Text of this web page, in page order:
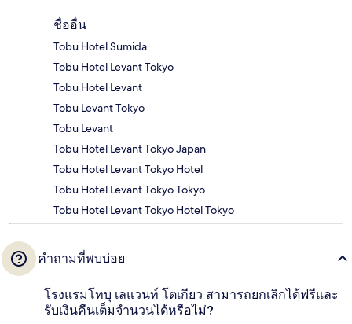
ชื่ออื่น
Tobu Hotel Sumida
Tobu Hotel Levant Tokyo
Tobu Hotel Levant
Tobu Levant Tokyo
Tobu Levant
Tobu Hotel Levant Tokyo Japan
Tobu Hotel Levant Tokyo Hotel
Tobu Hotel Levant Tokyo Tokyo
Tobu Hotel Levant Tokyo Hotel Tokyo
คำถามที่พบบ่อย
โรงแรมโทบุ เลแวนท์ โตเกียว สามารถยกเลิกได้ฟรีและ
รับเงินคืนเต็มจำนวนได้หรือไม่?